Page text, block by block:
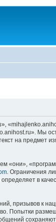
Мы
на предмет
. Ограничения
в
призывов к
Попытки